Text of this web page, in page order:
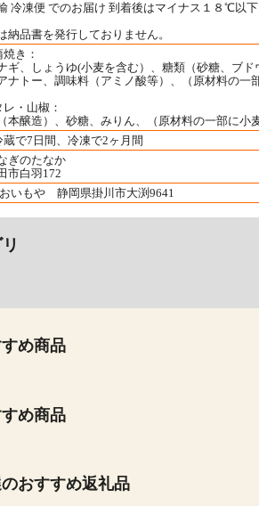
冷凍便 でのお届け 到着後はマイナス１８℃以
納品書を発行しておりません。
き：
ギ、しょうゆ(小麦を含む）、糖類（砂糖、ブ
ナトー、調味料（アミノ酸等）、（原材料の一
・山椒：
本醸造）、砂糖、みりん、（原材料の一部に小
で7日間、冷凍で2ヶ月間
ぎのたなか
市白羽172
いもや 静岡県掛川市大渕9641
め商品
め商品
おすすめ返礼品